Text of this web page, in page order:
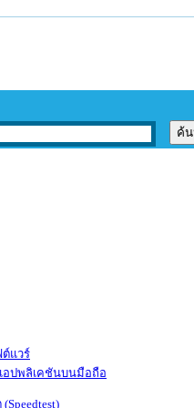
แวร์
อปพลิเคชันบนมือถือ